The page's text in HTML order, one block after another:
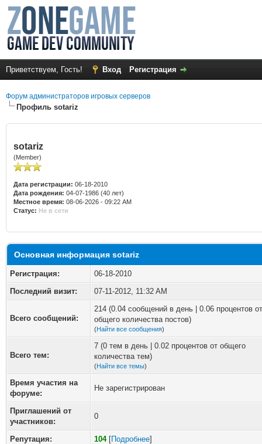
Приветствуем, Гость! Вход Регистрация
Форум администраторов игровых серверов
Профиль sotariz
sotariz
(Member)
Дата регистрации: 06-18-2010
Дата рождения: 04-07-1986 (40 лет)
Местное время: 08-06-2026 - 09:22 AM
Статус: Не в сети
Основная информация sotariz
Регистрация:
06-18-2010
Последний визит:
07-11-2012, 11:32 AM
Всего сообщений:
214 (0.04 сообщений в день | 0.06 процентов от
общего количества постов)
(Найти все сообщения)
Всего тем:
7 (0 тем в день | 0.02 процентов от общего
количества тем)
(Найти все темы)
Время участия на
форуме:
Не зарегистрирован
Приглашений от
участников:
0
Репутация: 104[Подробнее]